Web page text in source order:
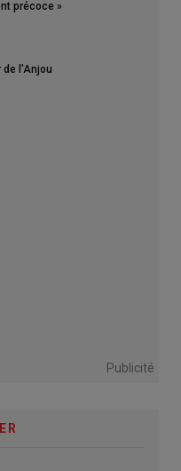
précoce »
de l'Anjou
Publicité